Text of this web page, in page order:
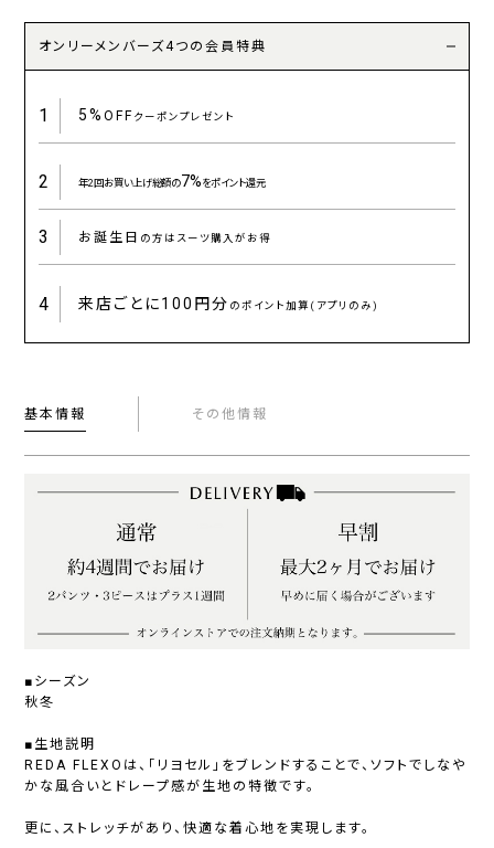
オンリーメンバーズ4つの会員特典
1 5%OFFクーポンプレゼント
2 年2回お買い上げ総額の7%をポイント還元
3 お誕生日 の方はスーツ購入がお得
4 来店ごとに100円分 のポイント加算(アプリのみ)
基本情報 その他情報
■シーズン
秋冬
■生地説明
REDA FLEXOは、「リヨセル」をブレンドすることで、ソフトでしなや
かな風合いとドレープ感が生地の特徴です。
更に、ストレッチがあり、快適な着心地を実現します。